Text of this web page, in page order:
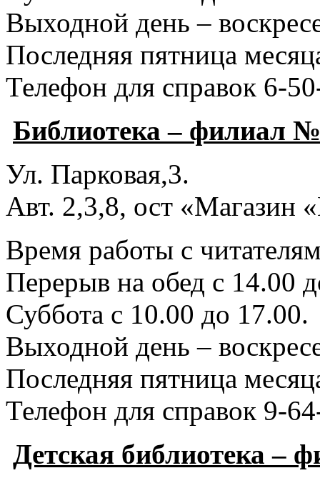
Выходной день –
Последняя пятница
Телефон для справок 6-
Библиотека – филиал
Ул. Парковая,3.
Авт. 2,3,8, ост «Магазин
Время работы с
Перерыв на обед с 14.00
Суббота с 10.00 до 17.00.
Выходной день –
Последняя пятница
Телефон для справок 9-
Детская библиотека –